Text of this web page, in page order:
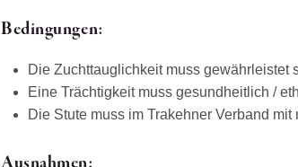
Bedingungen:
Die Zuchttauglichkeit muss gewährleistet
Eine Trächtigkeit muss gesundheitlich /
Die Stute muss im Trakehner Verband